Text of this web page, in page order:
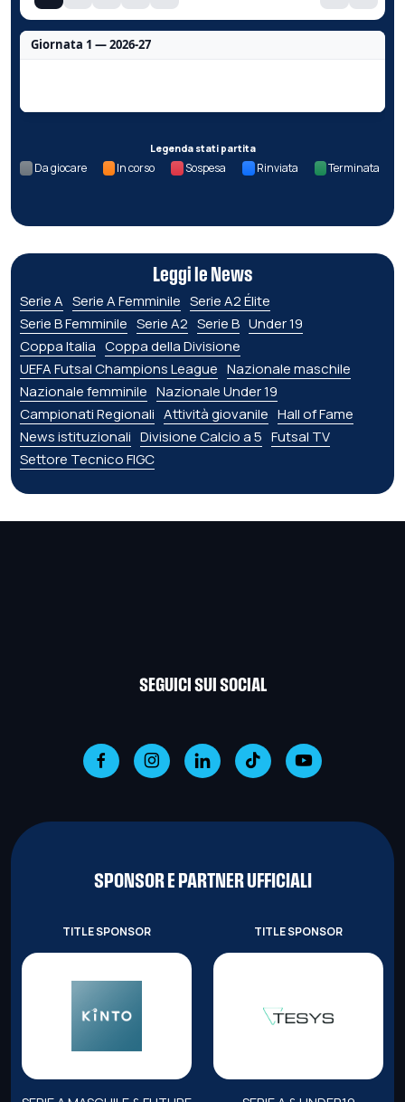
Giornata 1 — 2026-27
Legenda stati partita
Da giocare In corso Sospesa Rinviata Terminata
Leggi le News
Serie A Serie A Femminile Serie A2 Élite
Serie B Femminile Serie A2 Serie B Under 19
Coppa Italia Coppa della Divisione
UEFA Futsal Champions League Nazionale maschile
Nazionale femminile Nazionale Under 19
Campionati Regionali Attività giovanile Hall of Fame
News istituzionali Divisione Calcio a 5 Futsal TV
Settore Tecnico FIGC
SEGUICI SUI SOCIAL
SPONSOR E PARTNER UFFICIALI
TITLE SPONSOR TITLE SPONSOR